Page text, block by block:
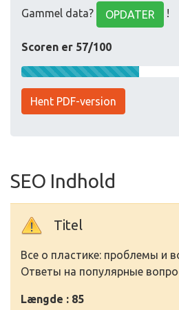
Gammel data? OPDATER !
Scoren er 57/100
Hent PDF-version
SEO Indhold
Titel
Все о пластике: проблемы и
Ответы на популярные
Længde : 85